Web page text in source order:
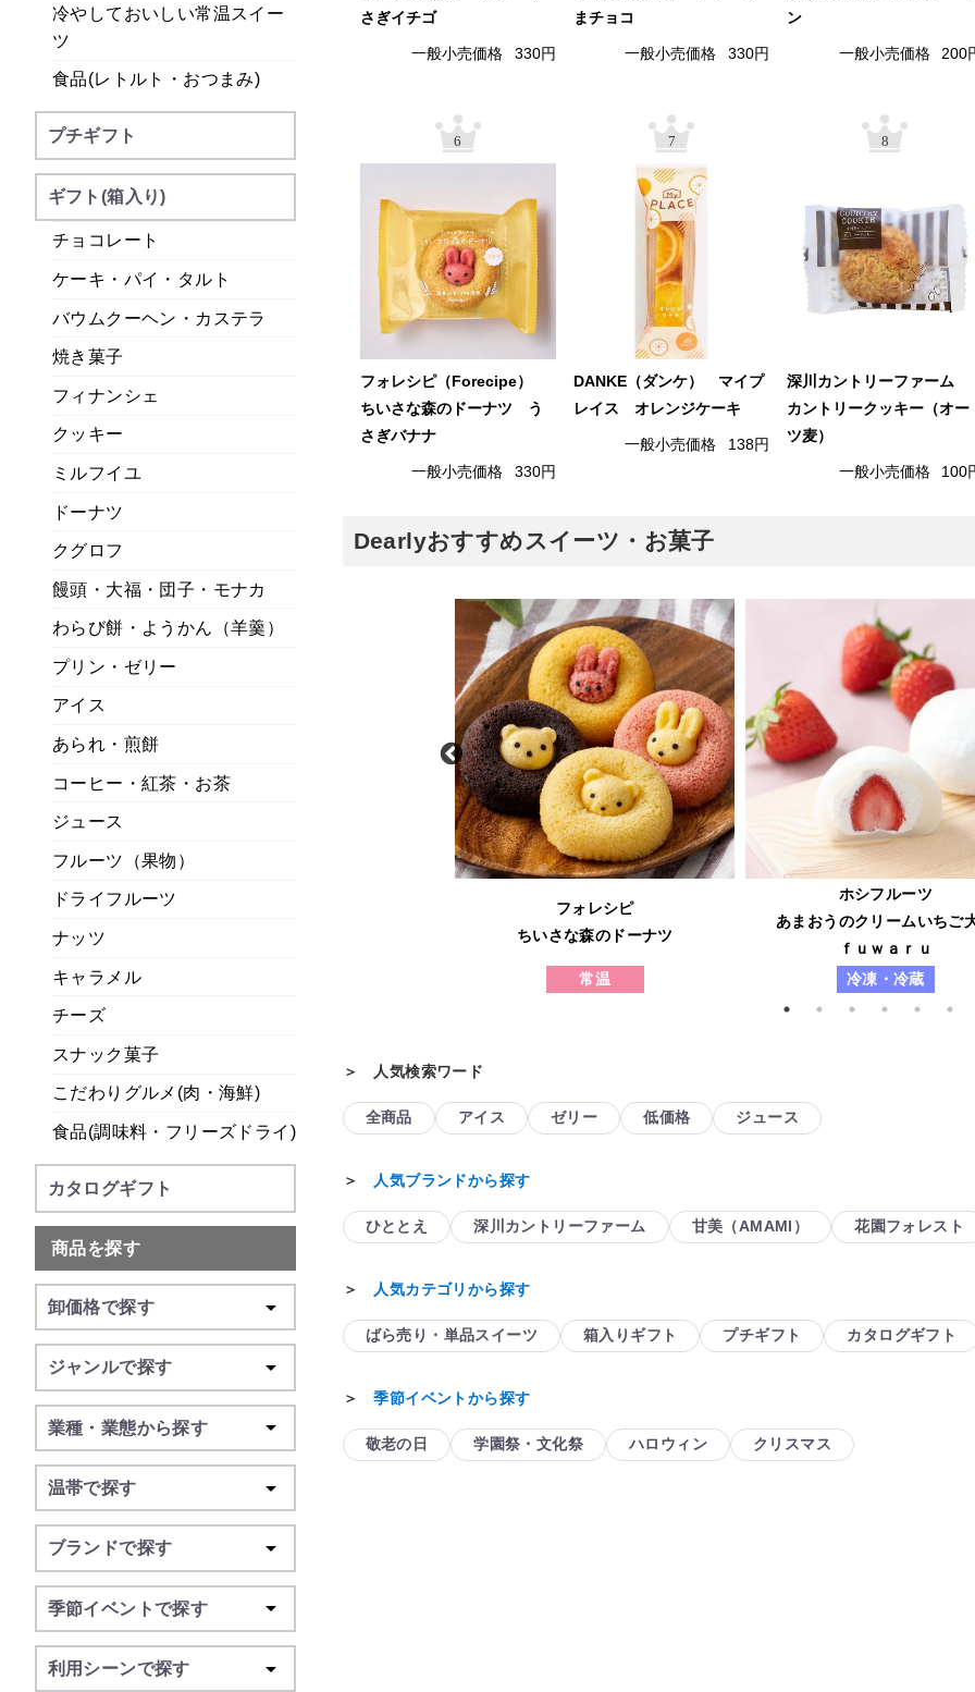
さぎイチゴ
一般小売価格 330円
まチョコ
一般小売価格 330円
ン
一般小売価格 200
6
フォレシピ（Forecipe）
ちいさな森のドーナツ う
さぎバナナ
一般小売価格 330円
7
DANKE（ダンケ） マイプ
レイス オレンジケーキ
一般小売価格 138円
8
深川カントリーファーム
カントリークッキー（オー
ツ麦）
一般小売価格 100
Dearlyおすすめスイーツ・お菓子
と甘美菓子の詰合せ
有り）
フォレシピ
ちいさな森のドーナツ
常温
ホシフルーツ
あまおうのクリームいちご
ｆｕｗａｒｕ
冷凍・冷蔵
＞ 人気検索ワード
全商品 アイス ゼリー 低価格 ジュース
＞ 人気ブランドから探す
ひととえ 深川カントリーファーム 甘美（AMAMI） 花園フォレスト
＞ 人気カテゴリから探す
ばら売り・単品スイーツ 箱入りギフト プチギフト カタログギフト
＞季節イベントから探す
敬老の日 学園祭・文化祭 ハロウィン クリスマス
冷やしておいしい常温スイー
ツ
食品(レトルト・おつまみ)
プチギフト
ギフト(箱入り)
チョコレート
ケーキ・パイ・タルト
バウムクーヘン・カステラ
焼き菓子
フィナンシェ
クッキー
ミルフイユ
ドーナツ
クグロフ
饅頭・大福・団子・モナカ
わらび餅・ようかん（羊羹）
プリン・ゼリー
アイス
あられ・煎餅
コーヒー・紅茶・お茶
ジュース
フルーツ（果物）
ドライフルーツ
ナッツ
キャラメル
チーズ
スナック菓子
こだわりグルメ(肉・海鮮)
食品(調味料・フリーズドライ)
カタログギフト
商品を探す
卸価格で探す
ジャンルで探す
業種・業態から探す
温帯で探す
ブランドで探す
季節イベントで探す
利用シーンで探す